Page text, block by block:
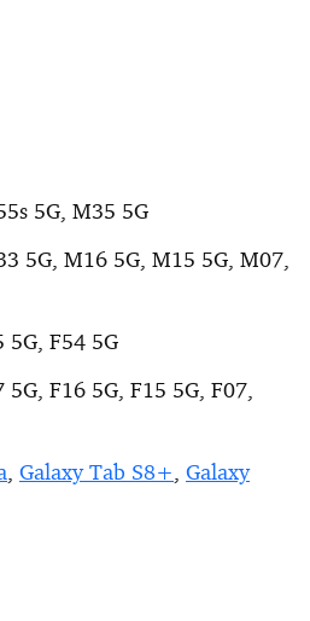
5G, M35 5G
5G, M16 5G, M15 5G, M07,
5G, F54 5G
5G, F16 5G, F15 5G, F07,
, Galaxy Tab S8+, Galaxy